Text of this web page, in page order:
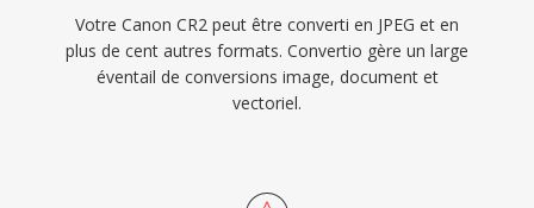
Votre Canon CR2 peut être converti en JPEG et en
plus de cent autres formats. Convertio gère un large
éventail de conversions image, document et
vectoriel.